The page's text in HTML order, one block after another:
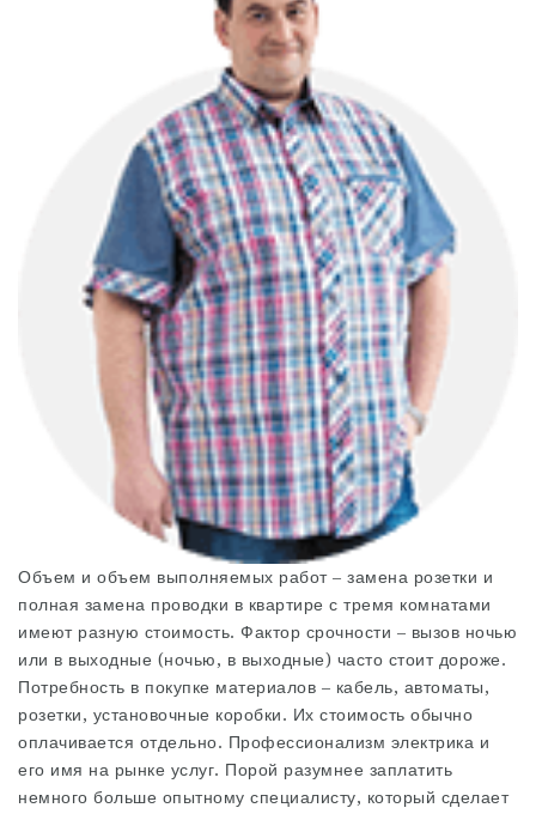
Объем и объем выполняемых работ – замена розетки и
полная замена проводки в квартире с тремя комнатами
имеют разную стоимость. Фактор срочности – вызов ночью
или в выходные (ночью, в выходные) часто стоит дороже.
Потребность в покупке материалов – кабель, автоматы,
розетки, установочные коробки. Их стоимость обычно
оплачивается отдельно. Профессионализм электрика и
его имя на рынке услуг. Порой разумнее заплатить
немного больше опытному специалисту, который сделает